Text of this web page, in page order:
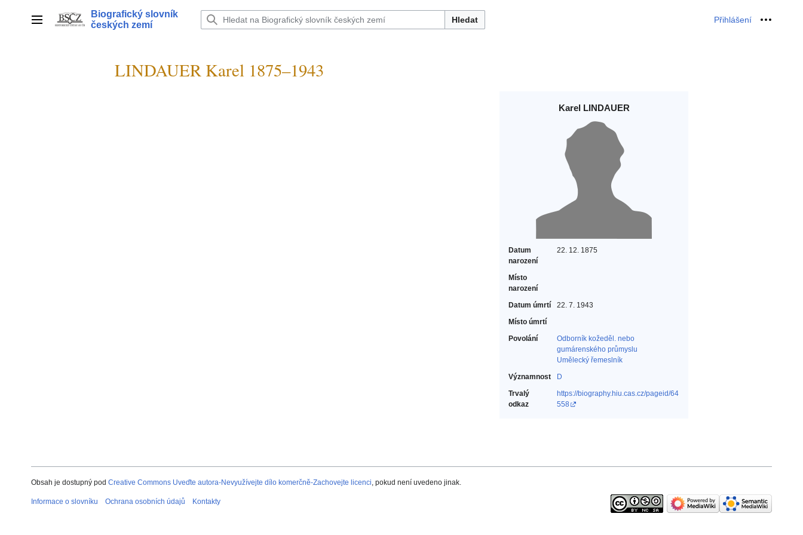
Hlavní menu
Biografický slovník
českých zemí
Hledat Přihlášení Osobní
LINDAUER Karel 1875–1943
Karel LINDAUER
Datum
narození
22. 12. 1875
Místo
narození
Datum úmrtí
22. 7. 1943
Místo úmrtí
Povolání
Odborník kožeděl. nebo
gumárenského průmyslu‎
Umělecký řemeslník‎
Významnost
D
Trvalý
odkaz
https://biography.hiu.cas.cz/pageid/64
558
Obsah je dostupný pod Creative Commons Uveďte autora-Nevyužívejte dílo komerčně-Zachovejte licenci, pokud není uvedeno jinak.
Informace o slovníku Ochrana osobních údajů Kontakty